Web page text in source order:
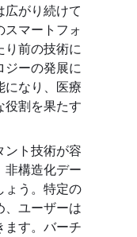
広がり続けて
スマートフォ
り前の技術に
ジーの発展に
になり、医療
役割を果たす
ント技術が容
非構造化デー
ょう。特定の
、ユーザーは
ます。バーチ